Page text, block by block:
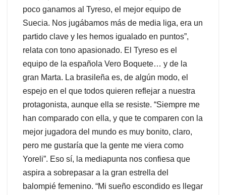
poco ganamos al Tyreso, el mejor equipo de
Suecia. Nos jugábamos más de media liga, era un
partido clave y les hemos igualado en puntos”,
relata con tono apasionado. El Tyreso es el
equipo de la española Vero Boquete… y de la
gran Marta. La brasileña es, de algún modo, el
espejo en el que todos quieren reflejar a nuestra
protagonista, aunque ella se resiste. “Siempre me
han comparado con ella, y que te comparen con la
mejor jugadora del mundo es muy bonito, claro,
pero me gustaría que la gente me viera como
Yoreli”. Eso sí, la mediapunta nos confiesa que
aspira a sobrepasar a la gran estrella del
balompié femenino. “Mi sueño escondido es llegar